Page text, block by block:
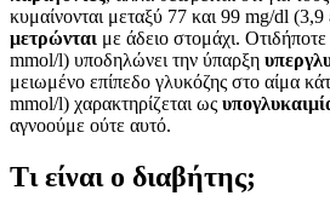
κυμαίνονται μεταξύ 77 και 99 mg/dl
μετρώνται με άδειο στομάχι.
mmol/l) υποδηλώνει την ύπαρξη
μειωμένο επίπεδο γλυκόζης στο αίμα
mmol/l) χαρακτηρίζεται ως
αγνοούμε ούτε αυτό.
Τι είναι ο διαβήτης;